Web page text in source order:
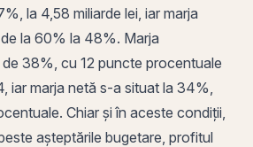
la 4,58 miliarde lei, iar marja
la 60% la 48%. Marja
38%, cu 12 puncte procentuale
iar marja netă s-a situat la 34%,
Chiar și în aceste condiții,
așteptările bugetare, profitul